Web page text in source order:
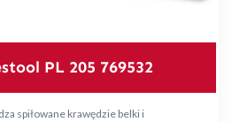
PL 205 769532
spiłowane krawędzie belki i